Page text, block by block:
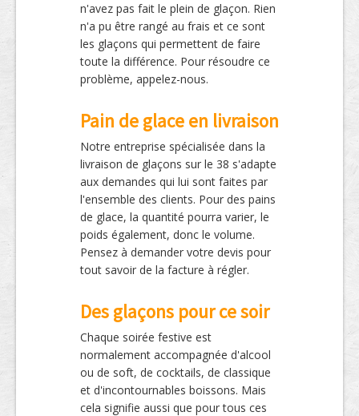
n'avez pas fait le plein de glaçon. Rien
n'a pu être rangé au frais et ce sont
les glaçons qui permettent de faire
toute la différence. Pour résoudre ce
problème, appelez-nous.
Pain de glace en livraison
Notre entreprise spécialisée dans la
livraison de glaçons sur le 38 s'adapte
aux demandes qui lui sont faites par
l'ensemble des clients. Pour des pains
de glace, la quantité pourra varier, le
poids également, donc le volume.
Pensez à demander votre devis pour
tout savoir de la facture à régler.
Des glaçons pour ce soir
Chaque soirée festive est
normalement accompagnée d'alcool
ou de soft, de cocktails, de classique
et d'incontournables boissons. Mais
cela signifie aussi que pour tous ces